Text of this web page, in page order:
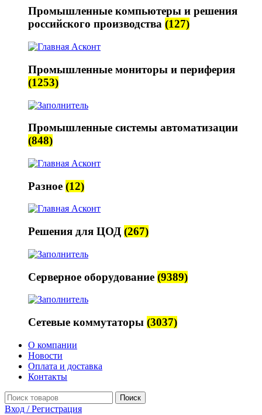
Промышленные компьютеры и решения
российского производства (127)
Промышленные мониторы и периферия
(1253)
Промышленные системы автоматизации
(848)
Разное (12)
Решения для ЦОД (267)
Серверное оборудование (9389)
Сетевые коммутаторы (3037)
О компании
Новости
Оплата и доставка
Контакты
Поиск
Вход / Регистрация